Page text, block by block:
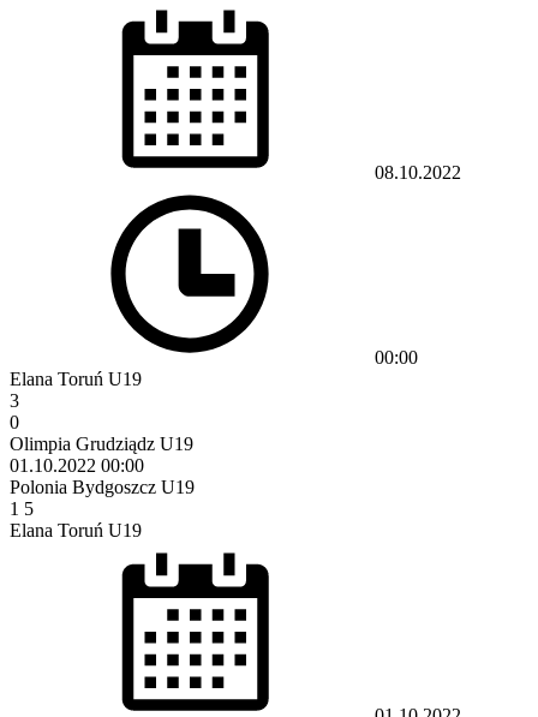
08.10.2022
00:00
Elana Toruń U19
3
0
Olimpia Grudziądz U19
01.10.2022 00:00
Polonia Bydgoszcz U19
1 5
Elana Toruń U19